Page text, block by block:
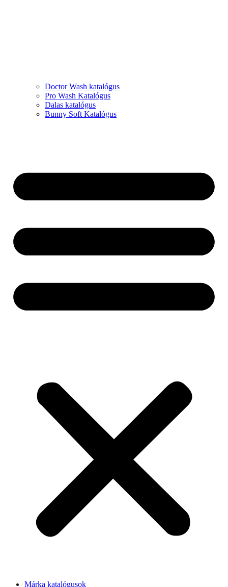
Doctor Wash katalógus
Pro Wash Katalógus
Dalas katalógus
Bunny Soft Katalógus
Márka katalógusok